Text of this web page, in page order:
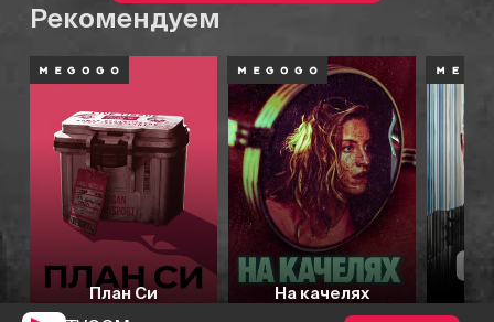
Рекомендуем
План Си На качелях